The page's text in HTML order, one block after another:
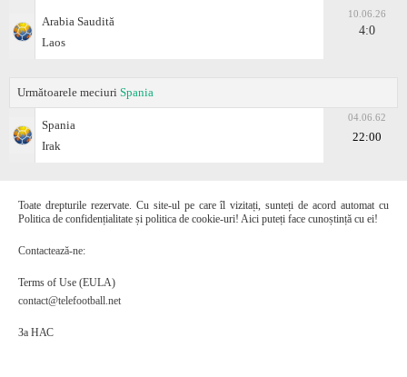
Arabia Saudită
Laos
10.06.26
4:0
Următoarele meciuri Spania
Spania
Irak
04.06.62
22:00
Toate drepturile rezervate. Cu site-ul pe care îl vizitați, sunteți de acord automat cu
Politica de confidențialitate și politica de cookie-uri! Aici puteți face cunoștință cu ei!
Contactează-ne:
Terms of Use (EULA)
contact@telefootball.net
За НАС